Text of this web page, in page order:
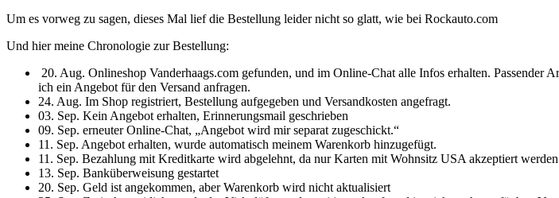
Um es vorweg zu sagen, dieses Mal lief die Bestellung leider nicht so glatt, wie bei Rockauto.com
Und hier meine Chronologie zur Bestellung:
20. Aug. Onlineshop Vanderhaags.com gefunden, und im Online-Chat alle Infos erhalten.
ich ein Angebot für den Versand anfragen.
24. Aug. Im Shop registriert, Bestellung aufgegeben und Versandkosten angefragt.
03. Sep. Kein Angebot erhalten, Erinnerungsmail geschrieben
09. Sep. erneuter Online-Chat, „Angebot wird mir separat zugeschickt.“
11. Sep. Angebot erhalten, wurde automatisch meinem Warenkorb hinzugefügt.
11. Sep. Bezahlung mit Kreditkarte wird abgelehnt, da nur Karten mit Wohnsitz USA akzeptiert werden
13. Sep. Banküberweisung gestartet
20. Sep. Geld ist angekommen, aber Warenkorb wird nicht aktualisiert